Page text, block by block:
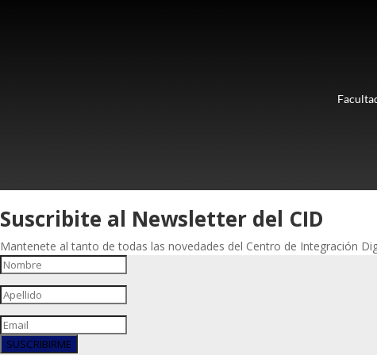
Suscribite al Newsletter del CID
Mantenete al tanto de todas las novedades del Centro de Integración
SUSCRIBIRME